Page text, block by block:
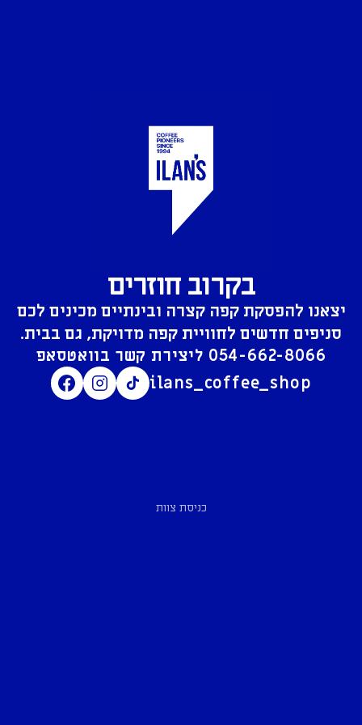
בקרוב חוזרים
יצאנו להפסקת קפה קצרה ובינתיים מכינים לכם
סניפים חדשים לחוויית קפה מדויקת, גם בבית.
054-662-8066
ilans_coffee_shop
כניסת צוות